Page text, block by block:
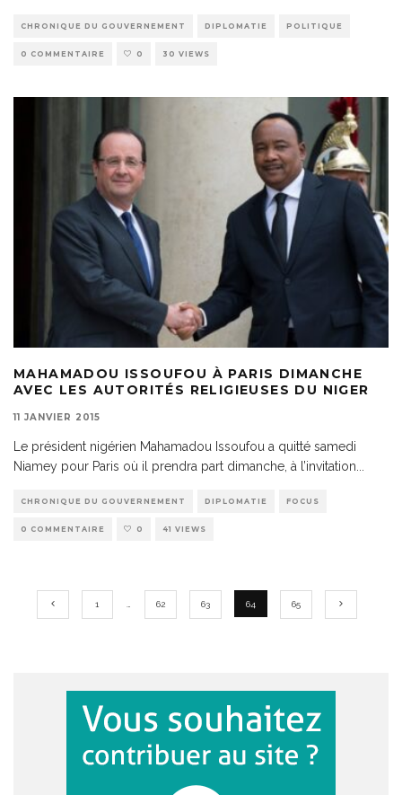
CHRONIQUE DU GOUVERNEMENT DIPLOMATIE POLITIQUE
0 COMMENTAIRE 0 30 VIEWS
MAHAMADOU ISSOUFOU À PARIS DIMANCHE
AVEC LES AUTORITÉS RELIGIEUSES DU NIGER
11 JANVIER 2015
Le président nigérien Mahamadou Issoufou a quitté samedi
Niamey pour Paris où il prendra part dimanche, à l’invitation
CHRONIQUE DU GOUVERNEMENT DIPLOMATIE FOCUS
0 COMMENTAIRE 0 41 VIEWS
1 62 63 64 65